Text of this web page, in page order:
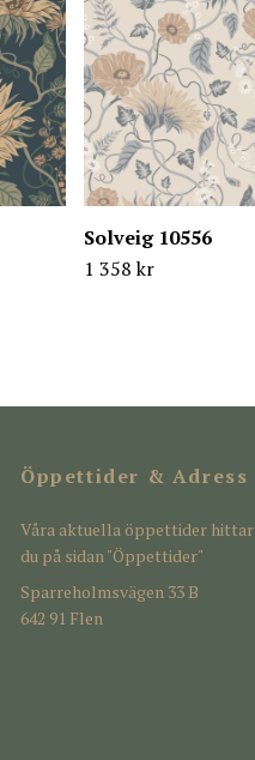
Solveig 10556
1 358 kr
Öppettider & Adress
Våra aktuella öppettider hittar
du på sidan "Öppettider"
Sparreholmsvägen 33 B
642 91 Flen